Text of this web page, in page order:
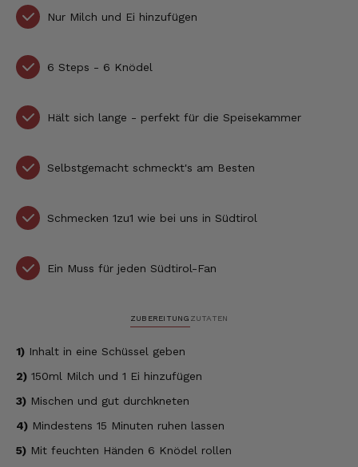
Nur Milch und Ei hinzufügen
6 Steps - 6 Knödel
Hält sich lange - perfekt für die Speisekammer
Selbstgemacht schmeckt's am Besten
Schmecken 1zu1 wie bei uns in Südtirol
Ein Muss für jeden Südtirol-Fan
ZUBEREITUNG ZUTATEN
1) Inhalt in eine Schüssel geben
2) 150ml Milch und 1 Ei hinzufügen
3) Mischen und gut durchkneten
4) Mindestens 15 Minuten ruhen lassen
5) Mit feuchten Händen 6 Knödel rollen